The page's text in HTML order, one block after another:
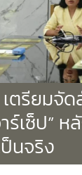
ข้าร่วมสัมมนา
าร์เซ็ป” ได้ที่เพ
ศ
นความตกลงก
มาชิกอาเซียน
ปุ่น เกาหลีใต้ อ
รวมกันเกือบ
เตรียมจั
ร์เซ็ป”
นจริง